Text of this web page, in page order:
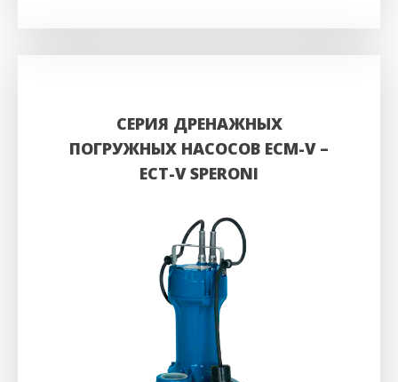
СЕРИЯ ДРЕНАЖНЫХ
ПОГРУЖНЫХ НАСОСОВ ECM-V –
ECT-V SPERONI